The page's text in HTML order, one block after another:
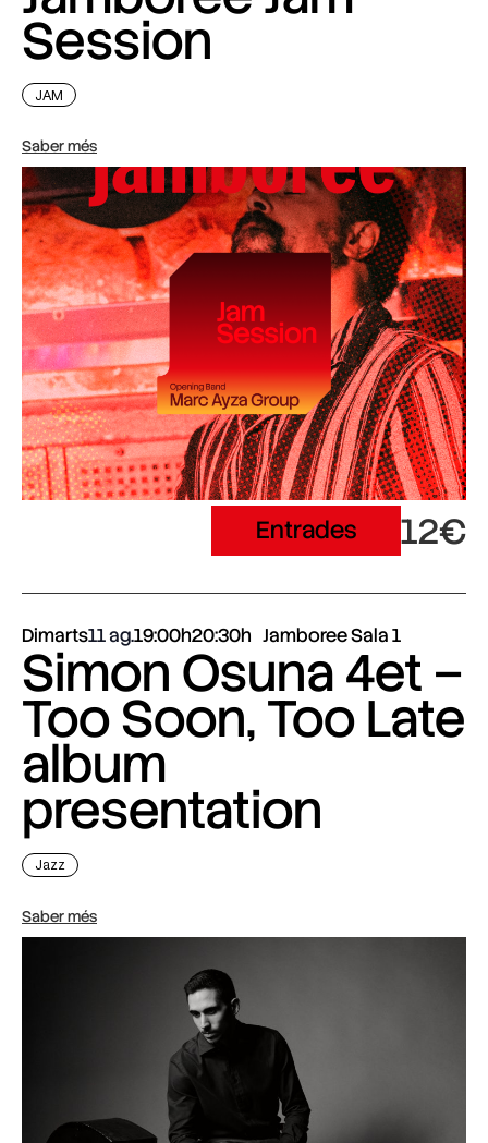
Session
JAM
Saber més
Entrades 12€
Dimarts11 ag.19:00h20:30h Jamboree Sala 1
Simon Osuna 4et –
Too Soon, Too Late
album
presentation
Jazz
Saber més